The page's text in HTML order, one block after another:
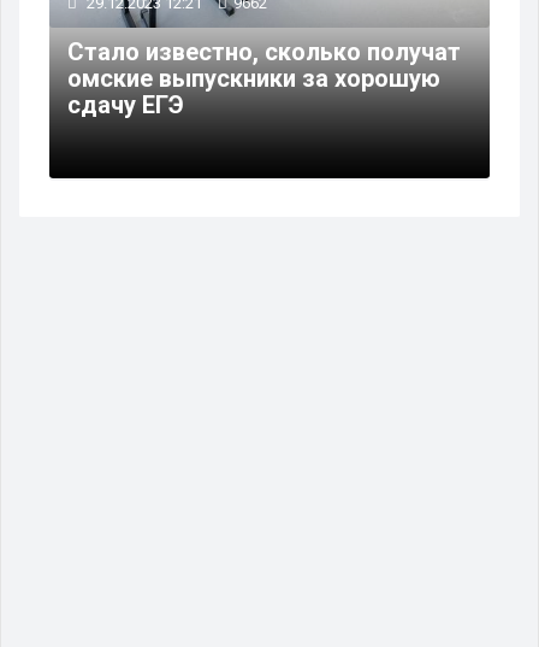
Стало известно, сколько получат
омские выпускники за хорошую
сдачу ЕГЭ